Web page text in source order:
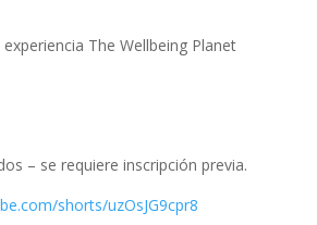
experiencia The Wellbeing Planet
– se requiere inscripción previa.
shorts/uzOsJG9cpr8